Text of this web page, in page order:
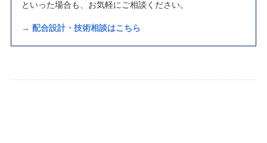
といった場合も、お気軽にご相談ください。
→ 配合設計・技術相談はこちら